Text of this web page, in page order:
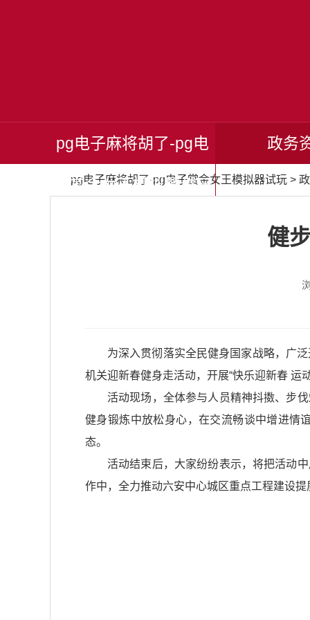
pg电子麻将胡了-pg电
子赏金女王模拟器试玩
政务
pg电子麻将胡了-pg电子赏金女王模拟器试玩 >
健
为深入贯彻落实全民健身国家战略，广
机关迎新春健身走活动，开展“快乐迎新春
活动现场，全体参与人员精神抖擞、步
健身锻炼中放松身心，在交流畅谈中增进情
态。
活动结束后，大家纷纷表示，将把活动
作中，全力推动六安中心城区重点工程建设